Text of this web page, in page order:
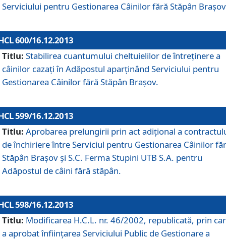
Serviciului pentru Gestionarea Câinilor fără Stăpân
600/16.12.2013
Titlu: Stabilirea cuantumului cheltuielilor de întreţinere a
câinilor cazaţi în Adăpostul aparţinând Serviciului pentru
Gestionarea Câinilor fără Stăpân Braşov.
599/16.12.2013
Titlu: Aprobarea prelungirii prin act adiţional a
de închiriere între Serviciul pentru Gestionarea Câinilor
Stăpân Braşov şi S.C. Ferma Stupini UTB S.A. pentru
Adăpostul de câini fără stăpân.
598/16.12.2013
Titlu: Modificarea H.C.L. nr. 46/2002, republicată, prin
a aprobat înfiinţarea Serviciului Public de Gestionare a